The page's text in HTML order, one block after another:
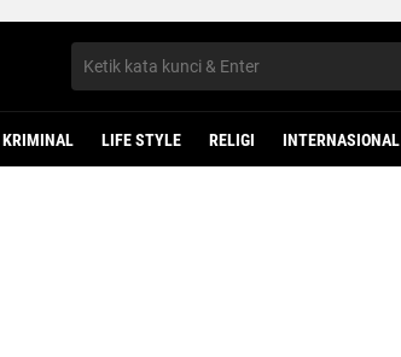
KRIMINAL LIFE STYLE RELIGI INTERNASIONAL